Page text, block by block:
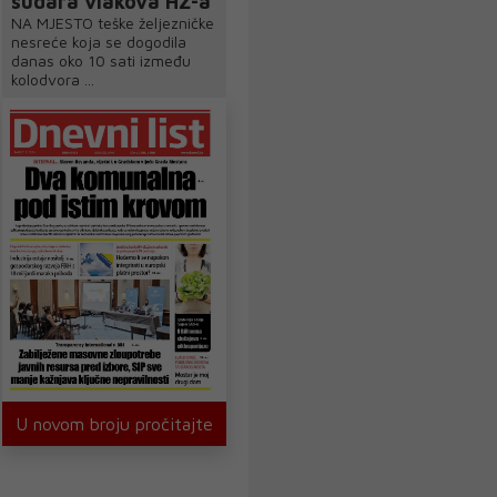
NA MJESTO teške željezničke
nesreće koja se dogodila
danas oko 10 sati između
kolodvora ...
U novom broju pročitajte